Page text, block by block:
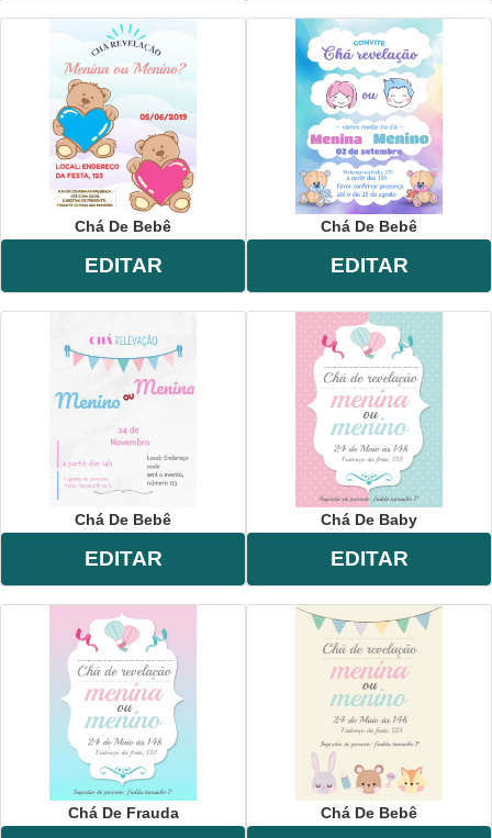
Chá De Bebê
EDITAR
Chá De Bebê
EDITAR
Chá De Bebê
EDITAR
Chá De Baby
EDITAR
Chá De Frauda Chá De Bebê